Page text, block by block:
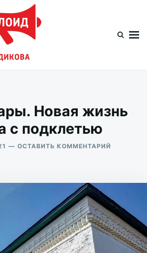
Новая жизнь
с подклетью
ОСТАВИТЬ КОММЕНТАРИЙ
ДОМА